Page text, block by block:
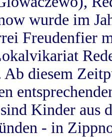
wurde im
Freudenfier
diesem
Kinder aus
- in